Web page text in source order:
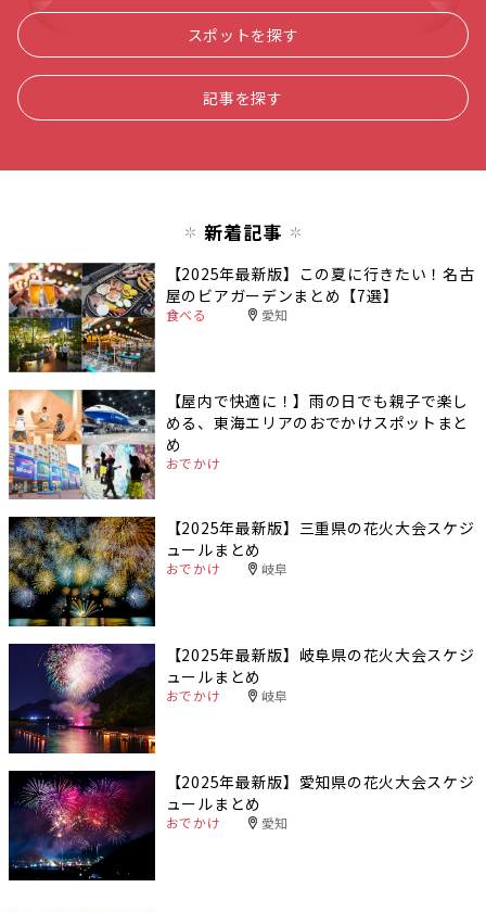
スポットを探す
記事を探す
新着記事
【2025年最新版】この夏に行きたい！名古
屋のビアガーデンまとめ【7選】
食べる 愛知
【屋内で快適に！】雨の日でも親子で楽し
める、東海エリアのおでかけスポットまと
め
おでかけ
【2025年最新版】三重県の花火大会スケジ
ュールまとめ
おでかけ 岐阜
【2025年最新版】岐阜県の花火大会スケジ
ュールまとめ
おでかけ 岐阜
【2025年最新版】愛知県の花火大会スケジ
ュールまとめ
おでかけ 愛知